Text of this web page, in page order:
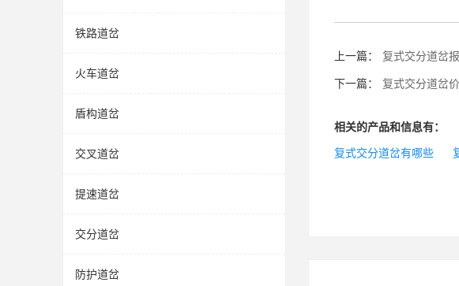
铁路道岔
火车道岔
盾构道岔
交叉道岔
提速道岔
交分道岔
防护道岔
上一篇： 复式交分道岔
下一篇： 复式交分道岔
相关的产品和信息有：
复式交分道岔有哪些